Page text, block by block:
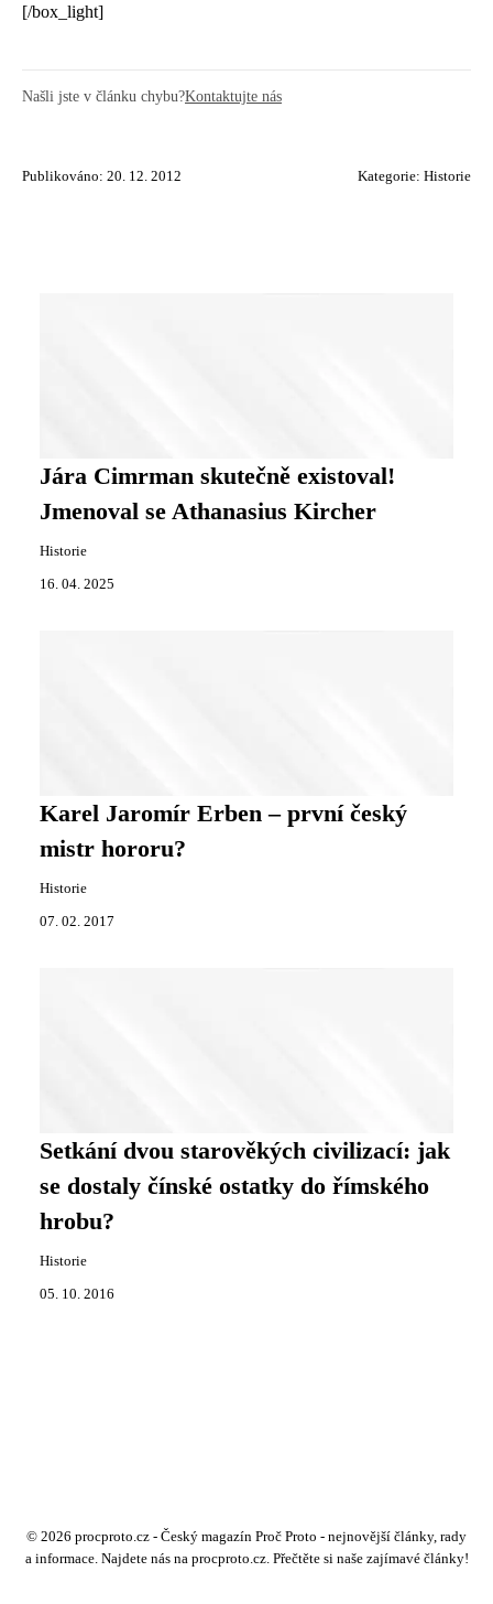
[/box_light]
Našli jste v článku chybu?Kontaktujte nás
Publikováno: 20. 12. 2012 Kategorie: Historie
Jára Cimrman skutečně existoval!
Jmenoval se Athanasius Kircher
Historie
16. 04. 2025
Karel Jaromír Erben – první český
mistr hororu?
Historie
07. 02. 2017
Setkání dvou starověkých civilizací: jak
se dostaly čínské ostatky do římského
hrobu?
Historie
05. 10. 2016
© 2026 procproto.cz - Český magazín Proč Proto - nejnovější články, rady
a informace. Najdete nás na procproto.cz. Přečtěte si naše zajímavé články!